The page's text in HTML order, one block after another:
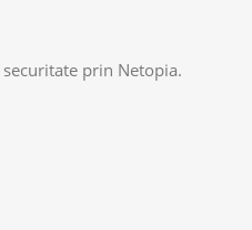
prin Netopia.